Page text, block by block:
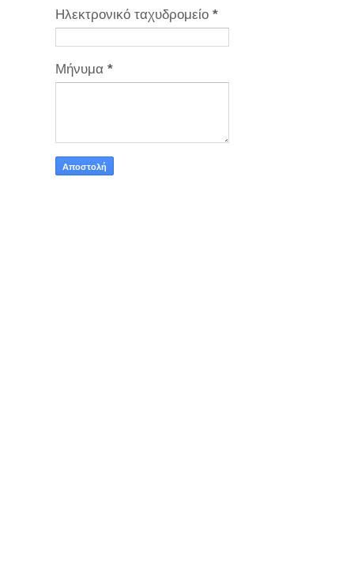
Ηλεκτρονικό ταχυδρομείο *
Μήνυμα *